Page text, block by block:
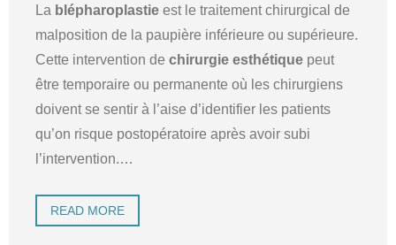
La blépharoplastie est le traitement chirurgical de
malposition de la paupière inférieure ou supérieure.
Cette intervention de chirurgie esthétique peut
être temporaire ou permanente où les chirurgiens
doivent se sentir à l’aise d’identifier les patients
qu’on risque postopératoire après avoir subi
l’intervention.…
READ MORE